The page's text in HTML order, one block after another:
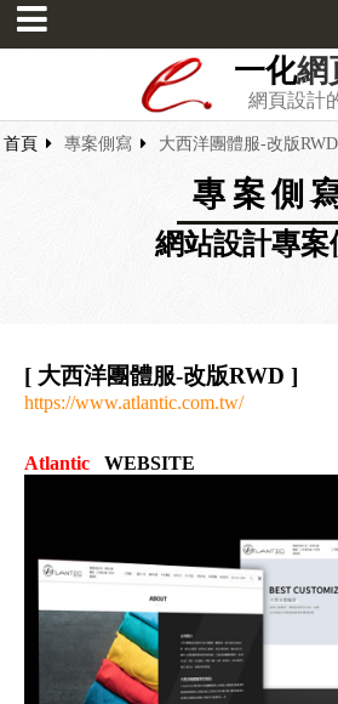
一化網
網頁設計
首頁 專案側寫 大西洋團體服-改版RWD
專案側
網站設計專案
[ 大西洋團體服-改版RWD ]
https://www.atlantic.com.tw/
Atlantic WEBSITE